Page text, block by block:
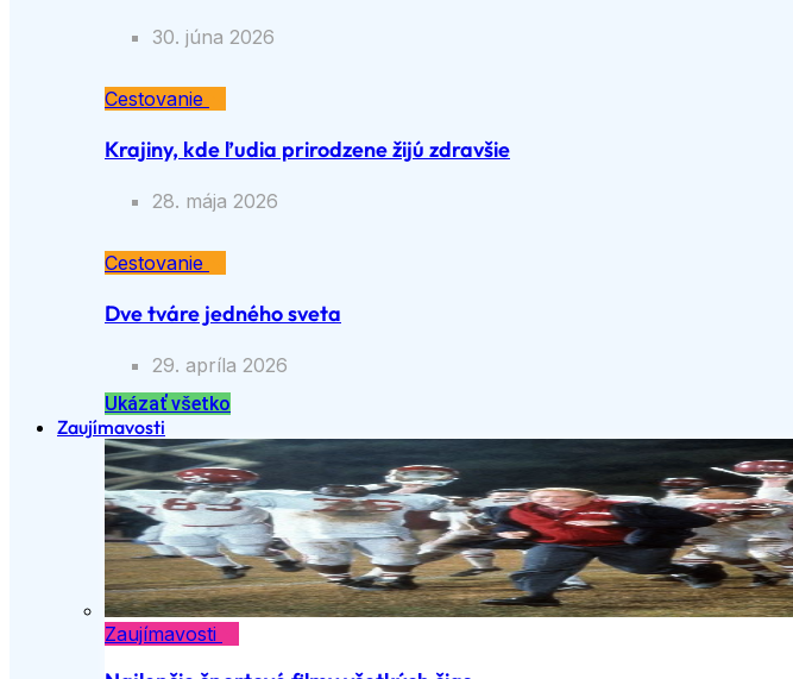
30. júna 2026
Cestovanie
Krajiny, kde ľudia prirodzene žijú zdravšie
28. mája 2026
Cestovanie
Dve tváre jedného sveta
29. apríla 2026
Ukázať všetko
Zaujímavosti
Zaujímavosti